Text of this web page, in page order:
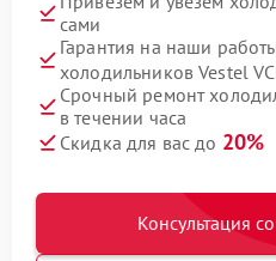
сами
Гарантия на наши
холодильников Vestel
Срочный ремонт
в течении часа
Скидка для вас до 20%
Консультация